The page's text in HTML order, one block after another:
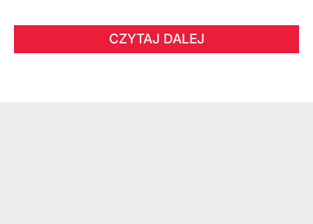
CZYTAJ DALEJ